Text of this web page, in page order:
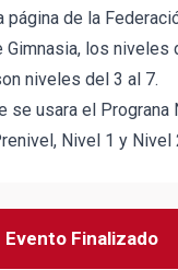
página de la
Gimnasia, los niveles
niveles del 3 al 7.
se usara el Prograna
Nivel 1 y Nivel
Evento Finalizado